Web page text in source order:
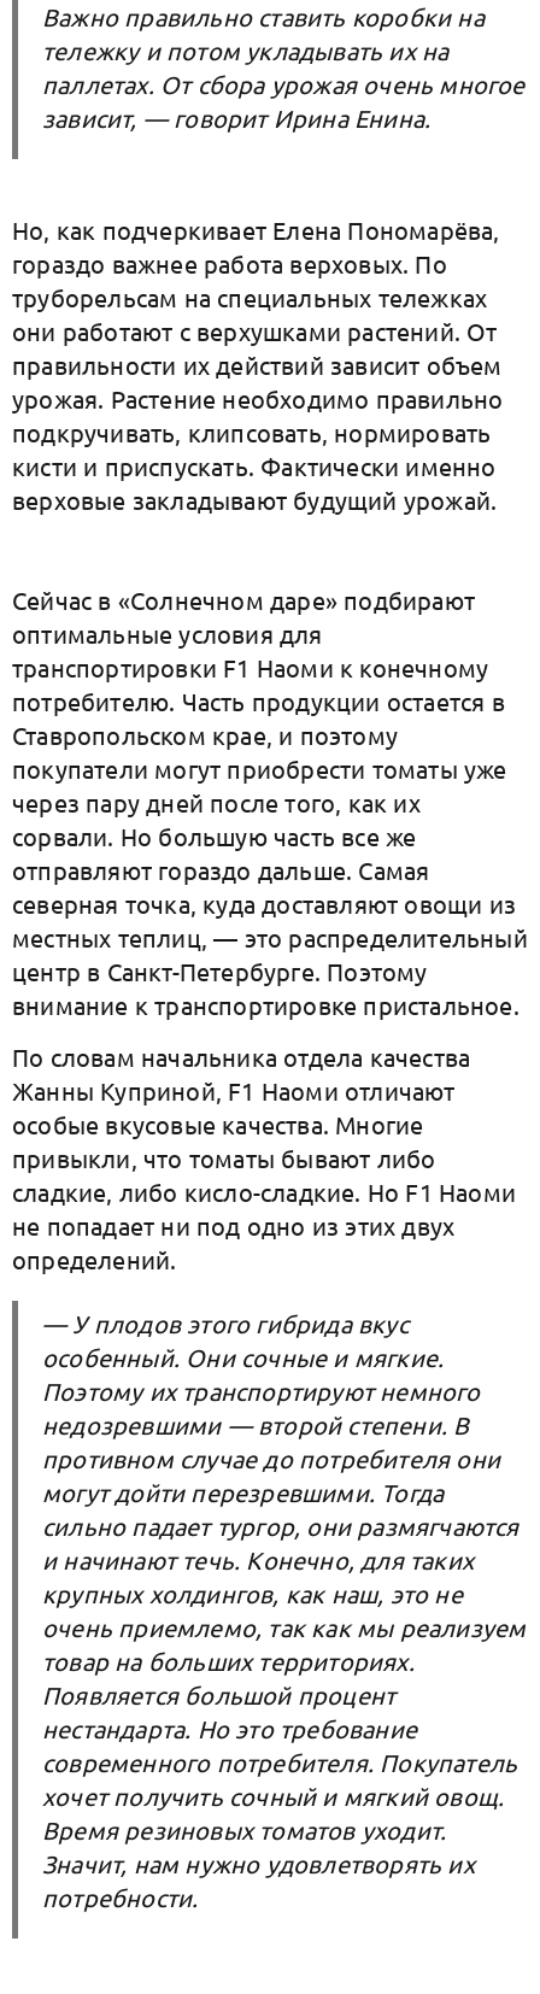
Важно правильно ставить коробки на
тележку и потом укладывать их на
паллетах. От сбора урожая очень многое
зависит, — говорит Ирина Енина.
Но, как подчеркивает Елена Пономарёва,
гораздо важнее работа верховых. По
труборельсам на специальных тележках
они работают с верхушками растений. От
правильности их действий зависит объем
урожая. Растение необходимо правильно
подкручивать, клипсовать, нормировать
кисти и приспускать. Фактически именно
верховые закладывают будущий урожай.
Сейчас в «Солнечном даре» подбирают
оптимальные условия для
транспортировки F1 Наоми к конечному
потребителю. Часть продукции остается в
Ставропольском крае, и поэтому
покупатели могут приобрести томаты уже
через пару дней после того, как их
сорвали. Но большую часть все же
отправляют гораздо дальше. Самая
северная точка, куда доставляют овощи из
местных теплиц, — это распределительный
центр в Санкт-Петербурге. Поэтому
внимание к транспортировке пристальное.
По словам начальника отдела качества
Жанны Куприной, F1 Наоми отличают
особые вкусовые качества. Многие
привыкли, что томаты бывают либо
сладкие, либо кисло-сладкие. Но F1 Наоми
не попадает ни под одно из этих двух
определений.
— У плодов этого гибрида вкус
особенный. Они сочные и мягкие.
Поэтому их транспортируют немного
недозревшими — второй степени. В
противном случае до потребителя они
могут дойти перезревшими. Тогда
сильно падает тургор, они размягчаются
и начинают течь. Конечно, для таких
крупных холдингов, как наш, это не
очень приемлемо, так как мы реализуем
товар на больших территориях.
Появляется большой процент
нестандарта. Но это требование
современного потребителя. Покупатель
хочет получить сочный и мягкий овощ.
Время резиновых томатов уходит.
Значит, нам нужно удовлетворять их
потребности.